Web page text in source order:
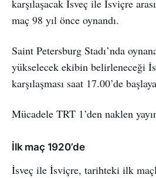
karşılaşacak İsveç ile İsviçre
maç 98 yıl önce oynandı.
Saint Petersburg Stadı’nda
yükselecek ekibin belirleneceği
karşılaşması saat 17.00’de
Mücadele TRT 1’den naklen
İlk maç 1920’de
İsveç ile İsviçre, tarihteki ilk